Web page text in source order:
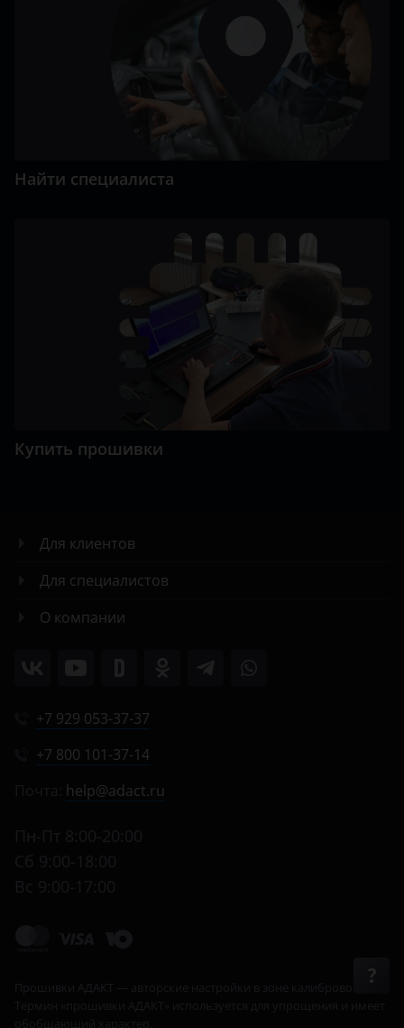
Найти специалиста
Купить прошивки
Для клиентов
Для специалистов
О компании
+7 929 053-37-37
+7 800 101-37-14
help@adact.ru